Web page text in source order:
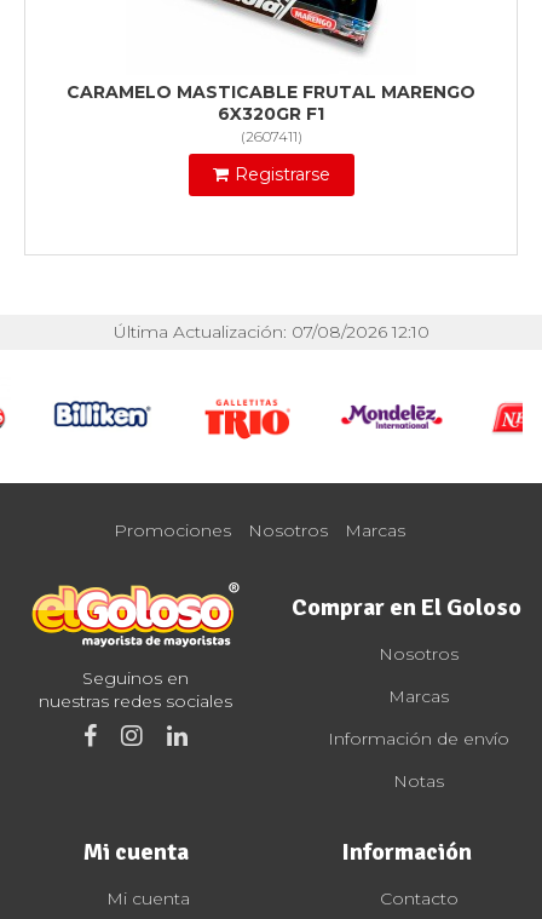
CARAMELO MASTICABLE FRUTAL MARENGO
6X320GR F1
(2607411)
Registrarse
Última Actualización: 07/08/2026 12:10
Promociones Nosotros Marcas
Seguinos en
nuestras redes sociales
Comprar en El Goloso
Nosotros
Marcas
Información de envío
Notas
Mi cuenta
Mi cuenta
Información
Contacto